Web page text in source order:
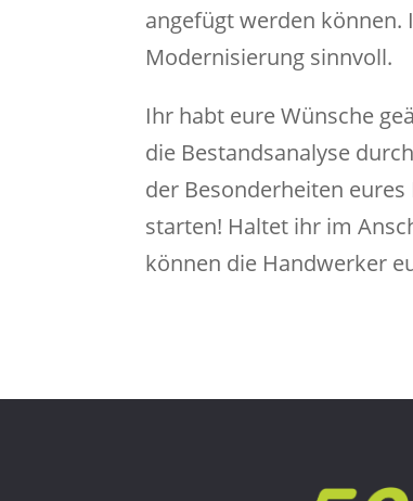
angefügt werden können.
Modernisierung sinnvoll.
Ihr habt eure Wünsche
die Bestandsanalyse
der Besonderheiten
starten! Haltet ihr im
können die Handwerker